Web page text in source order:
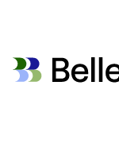
Bellevue Group AG